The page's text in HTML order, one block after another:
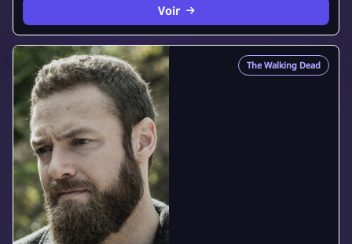
Voir
The Walking Dead